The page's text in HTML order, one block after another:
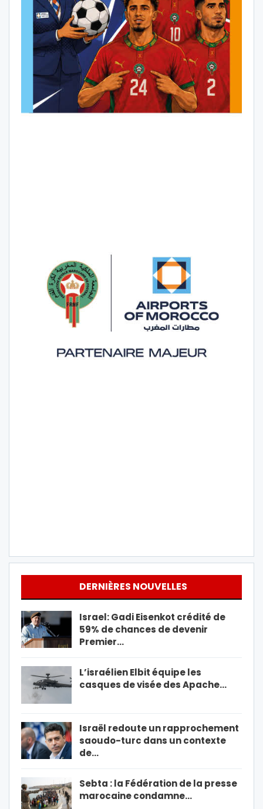
DERNIÈRES NOUVELLES
Israel: Gadi Eisenkot crédité de
59% de chances de devenir
Premier…
L’israélien Elbit équipe les
casques de visée des Apache…
Israël redoute un rapprochement
saoudo-turc dans un contexte
de…
Sebta : la Fédération de la presse
marocaine condamne…